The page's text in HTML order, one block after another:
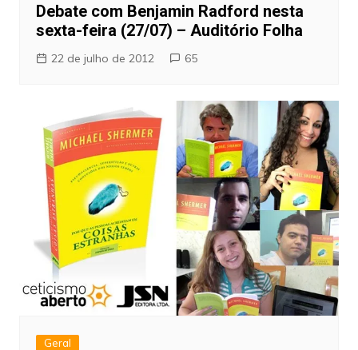
Debate com Benjamin Radford nesta
sexta-feira (27/07) – Auditório Folha
22 de julho de 2012 65
Geral